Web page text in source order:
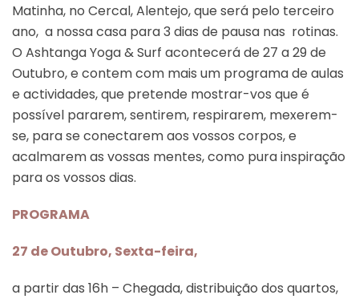
Matinha, no Cercal, Alentejo, que será pelo terceiro
ano, a nossa casa para 3 dias de pausa nas rotinas.
O Ashtanga Yoga & Surf acontecerá de 27 a 29 de
Outubro, e contem com mais um programa de aulas
e actividades, que pretende mostrar-vos que é
possível pararem, sentirem, respirarem, mexerem-
se, para se conectarem aos vossos corpos, e
acalmarem as vossas mentes, como pura inspiração
para os vossos dias.
PROGRAMA
27 de Outubro, Sexta-feira,
a partir das 16h – Chegada, distribuição dos quartos,